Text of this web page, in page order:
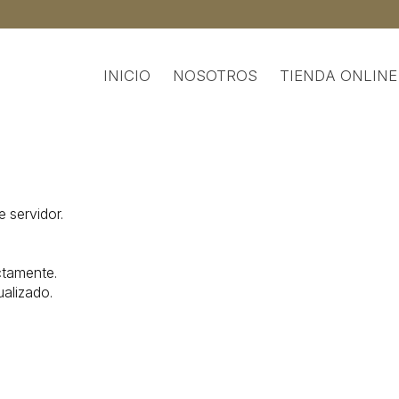
INICIO NOSOTROS TIENDA ONLINE
servidor.